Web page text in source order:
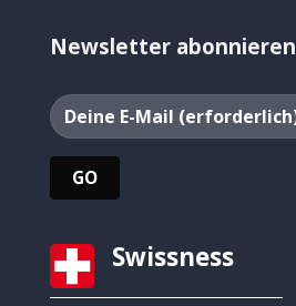
Newsletter abonnieren
Swissness